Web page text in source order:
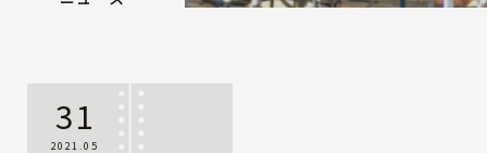
31
2021.05